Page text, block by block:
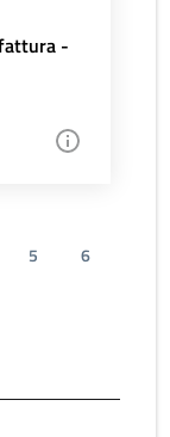
-
5
6